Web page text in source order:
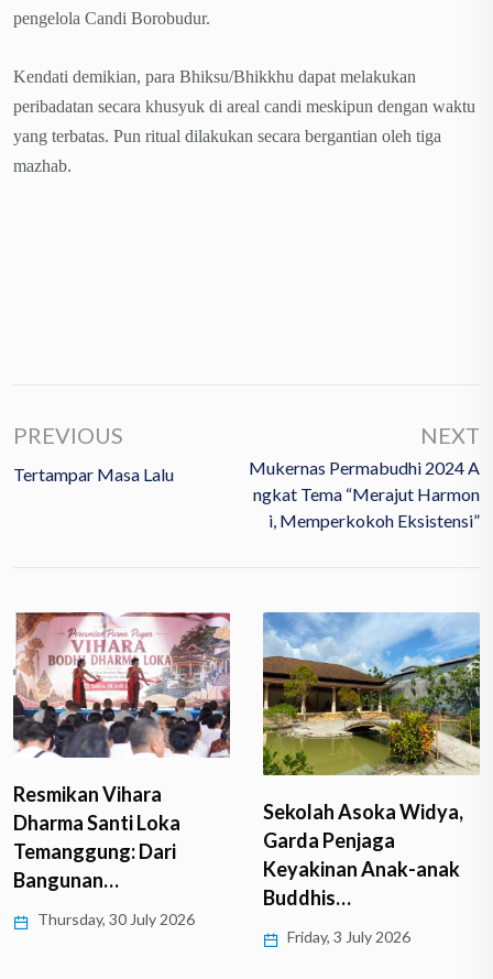
pengelola Candi Borobudur.
Kendati demikian, para Bhiksu/Bhikkhu dapat melakukan
peribadatan secara khusyuk di areal candi meskipun dengan waktu
yang terbatas. Pun ritual dilakukan secara bergantian oleh tiga
mazhab.
PREVIOUS
Tertampar Masa Lalu
NEXT
Mukernas Permabudhi 2024 A
Ngkat Tema “Merajut Harmon
I, Memperkokoh Eksistensi”
Resmikan Vihara
Dharma Santi Loka
Temanggung: Dari
Bangunan…
Thursday, 30 July 2026
Sekolah Asoka Widya,
Garda Penjaga
Keyakinan Anak-anak
Buddhis…
Friday, 3 July 2026